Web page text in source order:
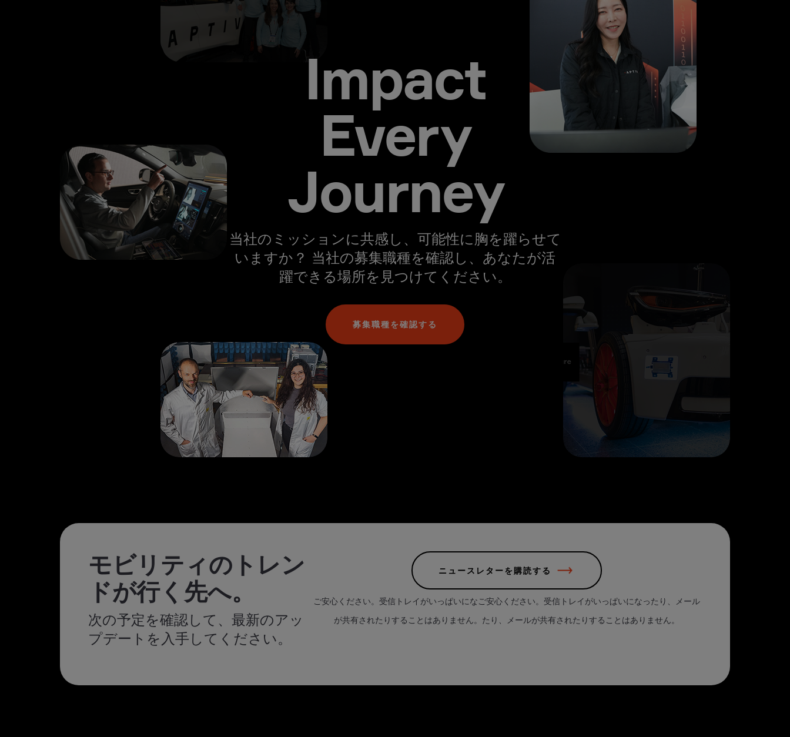
Impact
Every
Journey
当社のミッションに共感し、可能性に胸を躍らせて
いますか？ 当社の募集職種を確認し、あなたが活
躍できる場所を見つけてください。
募集職種を確認する
モビリティのトレン
ドが行く先へ。
次の予定を確認して、最新のアッ
プデートを入手してください。
ニュースレターを購読する
ご安心ください。受信トレイがいっぱいになご安心ください。受信トレイがいっぱいになったり、メール
が共有されたりすることはありません。たり、メールが共有されたりすることはありません。